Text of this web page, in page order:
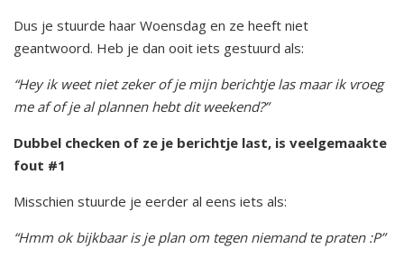
Dus je stuurde haar Woensdag en ze heeft niet
geantwoord. Heb je dan ooit iets gestuurd als:
“Hey ik weet niet zeker of je mijn berichtje las maar ik vroeg
me af of je al plannen hebt dit weekend?”
Dubbel checken of ze je berichtje last, is veelgemaakte
fout #1
Misschien stuurde je eerder al eens iets als:
“Hmm ok bijkbaar is je plan om tegen niemand te praten :P”